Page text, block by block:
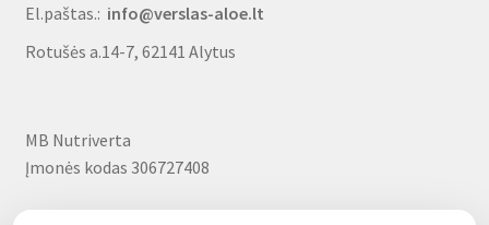
El.paštas.: info@verslas-aloe.lt
Rotušės a.14-7, 62141 Alytus
MB Nutriverta
Įmonės kodas 306727408